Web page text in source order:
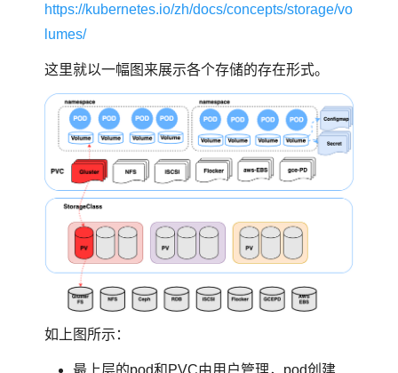
https://kubernetes.io/zh/docs/concepts/storage/vo
lumes/
这里就以一幅图来展示各个存储的存在形式。
如上图所示：
最上层的pod和PVC由用户管理，pod创建